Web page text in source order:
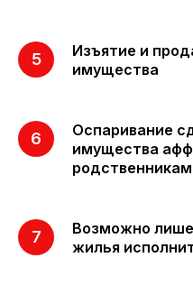
Изъятие и
имущества
Оспаривание
имущества
родственникам
Возможно
жилья